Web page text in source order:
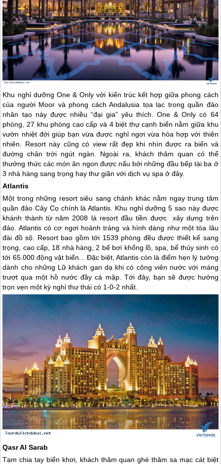
Khu nghỉ dưỡng One & Only với kiến trúc kết hợp giữa phong cách
của người Moor và phong cách Andalusia tọa lạc trong quần đảo
nhân tạo này được nhiều “đại gia” yêu thích. One & Only có 64
phòng, 27 khu phòng cao cấp và 4 biệt thự cạnh biển nằm giữa khu
vườn nhiệt đới giúp bạn vừa được nghỉ ngơi vừa hòa hợp với thiên
nhiên. Resort này cũng có view rất đẹp khi nhìn được ra biển và
đường chân trời ngút ngàn. Ngoài ra, khách thăm quan có thể
thưởng thức các món ăn ngon được nấu bởi những đầu bếp tài ba ở
3 nhà hàng sang trọng hay thư giãn với dịch vụ spa ở đây.
Atlantis
Một trong những resort siêu sang chảnh khác nằm ngay trung tâm
quần đảo Cây Cọ chính là Atlantis. Khu nghỉ dưỡng 5 sao này được
khánh thành từ năm 2008 là resort đầu tiền được xây dựng trên
đảo. Atlantis có cơ ngơi hoành tráng và hình dáng như một tòa lâu
đài đồ sộ. Resort bao gồm tới 1539 phòng đều được thiết kế sang
trọng, cao cấp, 18 nhà hàng, 2 bể bơi khổng lồ, spa, bể thủy sinh có
tới 65.000 động vật biển... Đặc biệt, Atlantis còn là điểm hẹn lý tưởng
dành cho những Lữ khách gan dạ khi có công viên nước với máng
trượt qua một hồ nước đầy cá mập. Tới đây, bạn sẽ được hưởng
trọn vẹn một kỳ nghỉ thư thái có 1-0-2 nhất.
Qasr Al Sarab
Tạm chia tay biển khơi, khách thăm quan ghé thăm sa mạc cát biệt